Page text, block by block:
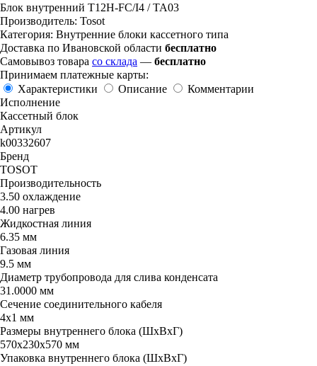
Блок внутренний T12H-FC/I4 / TA03
Производитель: Tosot
Категория: Внутренние блоки кассетного типа
Доставка по Ивановской области бесплатно
Самовывоз товара со склада — бесплатно
Принимаем платежные карты:
Характеристики
Описание
Комментарии
Исполнение
Кассетный блок
Артикул
k00332607
Бренд
TOSOT
Производительность
3.50 охлаждение
4.00 нагрев
Жидкостная линия
6.35 мм
Газовая линия
9.5 мм
Диаметр трубопровода для слива конденсата
31.0000 мм
Сечение соединительного кабеля
4x1 мм
Размеры внутреннего блока (ШхВхГ)
570х230х570 мм
Упаковка внутреннего блока (ШхВхГ)